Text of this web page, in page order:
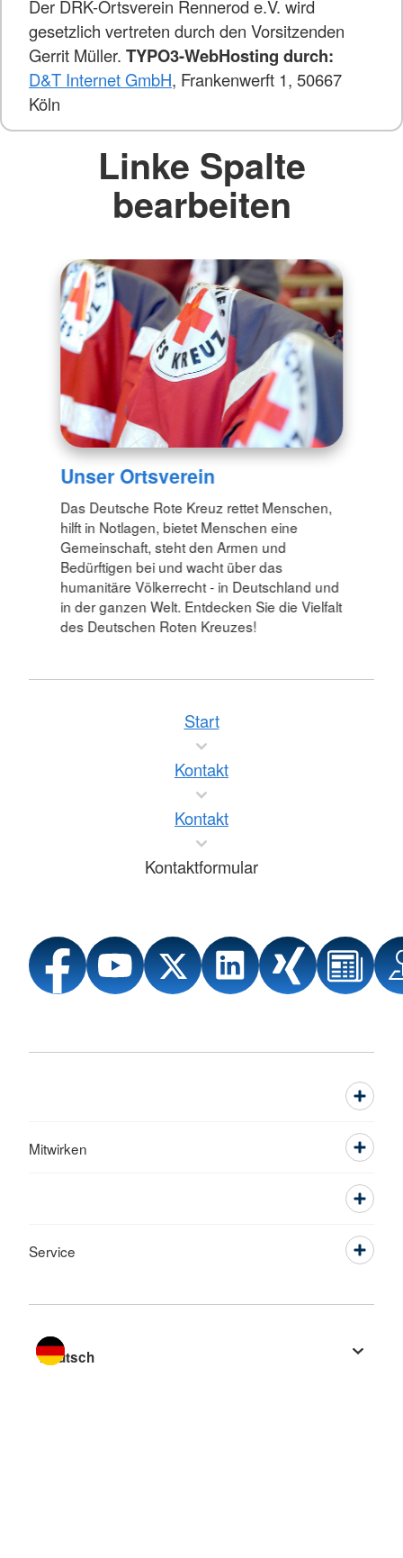
Der DRK-Ortsverein Rennerod e.V. wird
gesetzlich vertreten durch den Vorsitzenden
Gerrit Müller. TYPO3-WebHosting durch:
D&T Internet GmbH, Frankenwerft 1, 50667
Köln
Linke Spalte
bearbeiten
Unser Ortsverein
Das Deutsche Rote Kreuz rettet Menschen,
hilft in Notlagen, bietet Menschen eine
Gemeinschaft, steht den Armen und
Bedürftigen bei und wacht über das
humanitäre Völkerrecht - in Deutschland und
in der ganzen Welt. Entdecken Sie die Vielfalt
des Deutschen Roten Kreuzes!
Start
Kontakt
Kontakt
Kontaktformular
Mitwirken
Service
Sprache wechseln zu